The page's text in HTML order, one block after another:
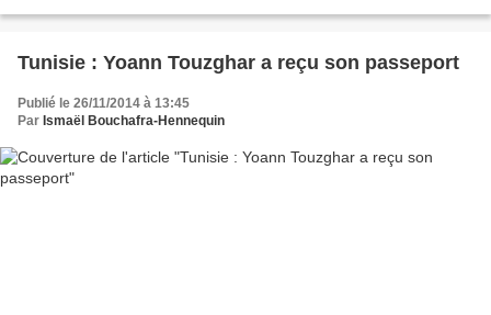
Tunisie : Yoann Touzghar a reçu son passeport
Publié le 26/11/2014 à 13:45
Par Ismaël Bouchafra-Hennequin